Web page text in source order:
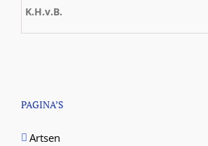
K.H.v.B.
PAGINA’S
Artsen